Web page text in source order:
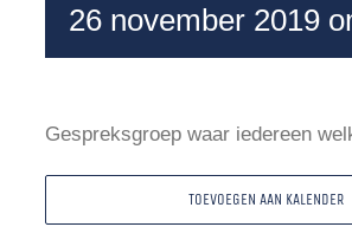
26 november 2019
Gespreksgroep waar iedereen
TOEVOEGEN AAN KALENDER